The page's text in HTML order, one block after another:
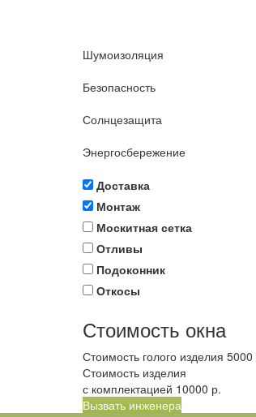
Шумоизоляция
Безопасность
Солнцезащита
Энергосбережение
Доставка
Монтаж
Москитная сетка
Отливы
Подоконник
Откосы
Стоимость окна
Стоимость голого изделия 5000
Стоимость изделия
с комплектацией 10000 р.
Вызвать инженера